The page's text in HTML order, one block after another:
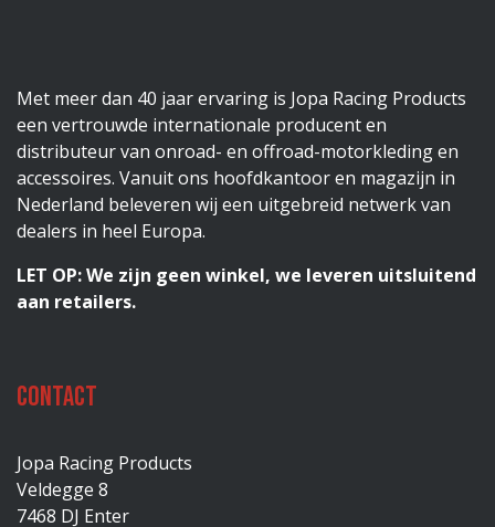
Met meer dan 40 jaar ervaring is Jopa Racing Products
een vertrouwde internationale producent en
distributeur van onroad- en offroad-motorkleding en
accessoires. Vanuit ons hoofdkantoor en magazijn in
Nederland beleveren wij een uitgebreid netwerk van
dealers in heel Europa.
LET OP: We zijn geen winkel, we leveren uitsluitend
aan retailers.
Contact
Jopa Racing Products
Veldegge 8
7468 DJ Enter